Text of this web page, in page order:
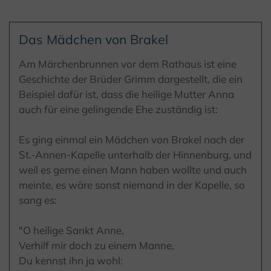
Das Mädchen von Brakel
Am Märchenbrunnen vor dem Rathaus ist eine
Geschichte der Brüder Grimm dargestellt, die ein
Beispiel dafür ist, dass die heilige Mutter Anna
auch für eine gelingende Ehe zuständig ist:
Es ging einmal ein Mädchen von Brakel nach der
St.-Annen-Kapelle unterhalb der Hinnenburg, und
weil es gerne einen Mann haben wollte und auch
meinte, es wäre sonst niemand in der Kapelle, so
sang es:
"O heilige Sankt Anne,
Verhilf mir doch zu einem Manne,
Du kennst ihn ja wohl: